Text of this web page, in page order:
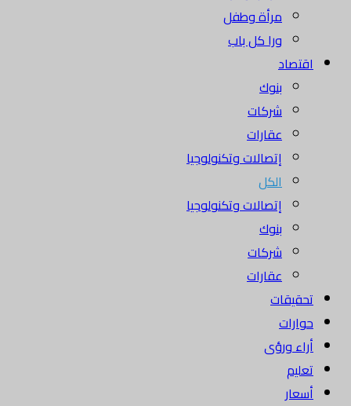
مرأة وطفل
ورا كل باب
اقتصاد
بنوك
شركات
عقارات
إتصالات وتكنولوجيا
الكل
إتصالات وتكنولوجيا
بنوك
شركات
عقارات
تحقيقات
حوارات
أراء ورؤى
تعليم
أسعار